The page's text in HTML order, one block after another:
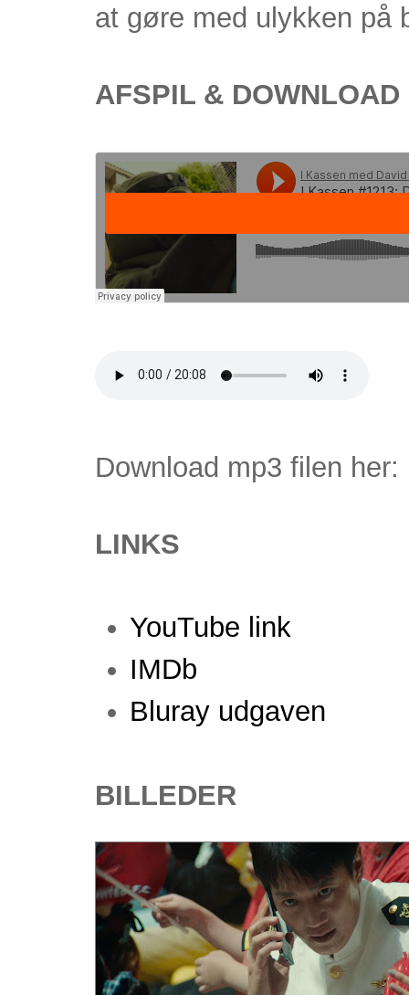
at gøre med ulykken på
AFSPIL & DOWNLOAD
Download mp3 filen her:
LINKS
YouTube link
IMDb
Bluray udgaven
BILLEDER